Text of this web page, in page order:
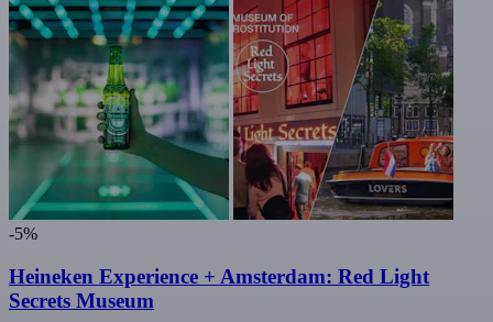
-5%
Heineken Experience + Amsterdam: Red Light
Secrets Museum